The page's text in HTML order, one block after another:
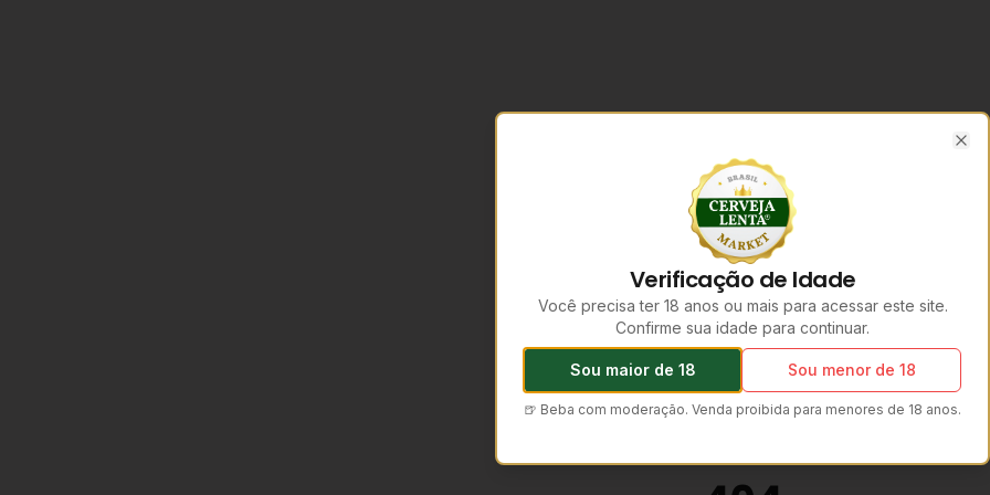
Verificação de Idade
Você precisa ter 18 anos ou mais para acessar este site.
Confirme sua idade para continuar.
Sou maior de 18 Sou menor de 18
🍺 Beba com moderação. Venda proibida para menores de 18 anos.